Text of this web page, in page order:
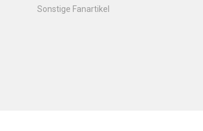
Sonstige Fanartikel